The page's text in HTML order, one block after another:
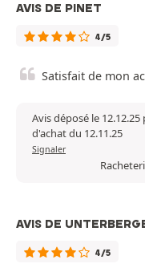
AVIS DE PINET
4/5
Satisfait de mon
Avis déposé le
d'achat du 12.11.25
Signaler
AVIS DE
4/5